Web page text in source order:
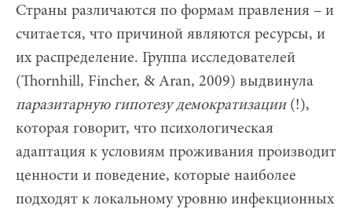
Страны различаются по формам правления – и
считается, что причиной являются ресурсы, и
их распределение. Группа исследователей
(Thornhill, Fincher, & Aran, 2009) выдвинула
паразитарную гипотезу демократизации(!),
которая говорит, что психологическая
адаптация к условиям проживания производит
ценности и поведение, которые наиболее
подходят к локальному уровню инфекционных